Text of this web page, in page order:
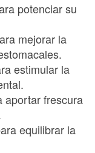
potenciar su
mejorar la
estimular la
aportar frescura
equilibrar la